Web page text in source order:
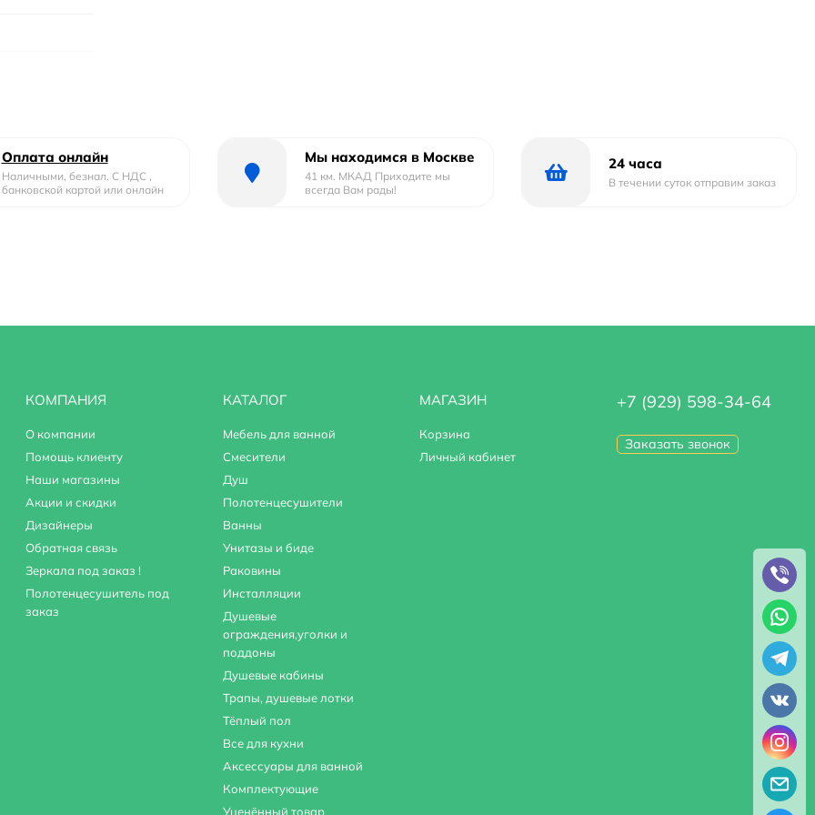
Оплата онлайн
Наличными, безнал. С НДС ,
банковской картой или онлайн
Мы находимся в Москве
41 км. МКАД Приходите мы
всегда Вам рады!
24 часа
В течении суток отправим заказ
КОМПАНИЯ
О компании
Помощь клиенту
Наши магазины
Акции и скидки
Дизайнеры
Обратная связь
Зеркала под заказ !
Полотенцесушитель под
заказ
КАТАЛОГ
Мебель для ванной
Смесители
Душ
Полотенцесушители
Ванны
Унитазы и биде
Раковины
Инсталляции
Душевые
ограждения,уголки и
поддоны
Душевые кабины
Трапы, душевые лотки
Тёплый пол
Все для кухни
Аксессуары для ванной
Комплектующие
Уценённый товар
МАГАЗИН
Корзина
Личный кабинет
+7 (929) 598-34-64
Заказать звонок